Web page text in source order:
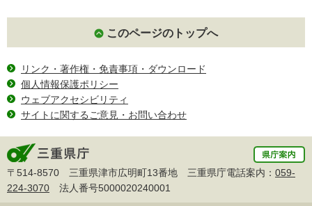
このページのトップへ
リンク・著作権・免責事項・ダウンロード
個人情報保護ポリシー
ウェブアクセシビリティ
サイトに関するご意見・お問い合わせ
〒514-8570 三重県津市広明町13番地 三重県庁電話案内： 059-
224-3070 法人番号5000020240001